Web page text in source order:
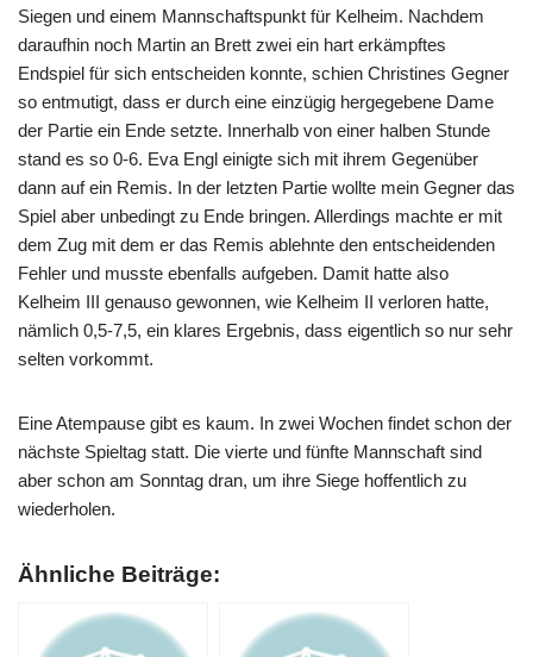
Siegen und einem Mannschaftspunkt für Kelheim. Nachdem
daraufhin noch Martin an Brett zwei ein hart erkämpftes
Endspiel für sich entscheiden konnte, schien Christines Gegner
so entmutigt, dass er durch eine einzügig hergegebene Dame
der Partie ein Ende setzte. Innerhalb von einer halben Stunde
stand es so 0-6. Eva Engl einigte sich mit ihrem Gegenüber
dann auf ein Remis. In der letzten Partie wollte mein Gegner das
Spiel aber unbedingt zu Ende bringen. Allerdings machte er mit
dem Zug mit dem er das Remis ablehnte den entscheidenden
Fehler und musste ebenfalls aufgeben. Damit hatte also
Kelheim III genauso gewonnen, wie Kelheim II verloren hatte,
nämlich 0,5-7,5, ein klares Ergebnis, dass eigentlich so nur sehr
selten vorkommt.
Eine Atempause gibt es kaum. In zwei Wochen findet schon der
nächste Spieltag statt. Die vierte und fünfte Mannschaft sind
aber schon am Sonntag dran, um ihre Siege hoffentlich zu
wiederholen.
Ähnliche Beiträge: